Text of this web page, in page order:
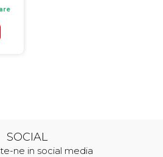
SOCIAL
ne in social media